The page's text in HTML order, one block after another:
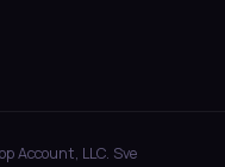
Account, LLC. Sve